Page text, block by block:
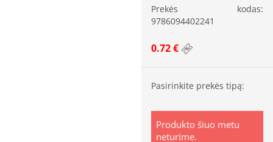
Prekės kodas:
9786094402241
0.72 €
Pasirinkite prekės tipą:
Produkto šiuo metu
neturime.